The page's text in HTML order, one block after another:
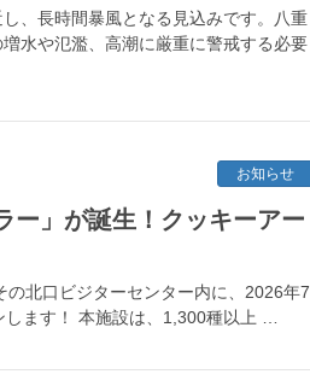
、長時間暴風となる見込みです。八重
水や氾濫、高潮に厳重に警戒する必要
お知らせ
ー」が誕生！クッキーアー
北口ビジターセンター内に、2026年7
ます！ 本施設は、1,300種以上 …